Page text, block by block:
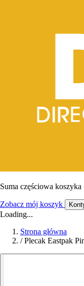
Suma częściowa koszyka
Zobacz mój koszyk
Loading...
Strona główna
/ Plecak Eastpak